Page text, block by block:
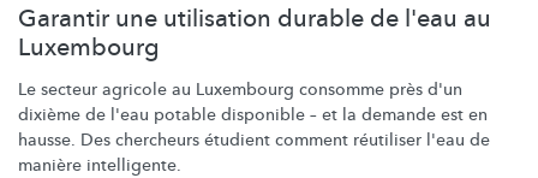
Garantir une utilisation durable de l'eau au
Luxembourg
Le secteur agricole au Luxembourg consomme près d'un
dixième de l'eau potable disponible – et la demande est en
hausse. Des chercheurs étudient comment réutiliser l'eau de
manière intelligente.